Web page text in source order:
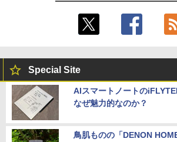
Special Site
AIスマートノートの
なぜ魅力的なのか？
鳥肌ものの「DENON